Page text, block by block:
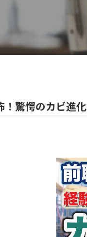
！驚愕のカビ進